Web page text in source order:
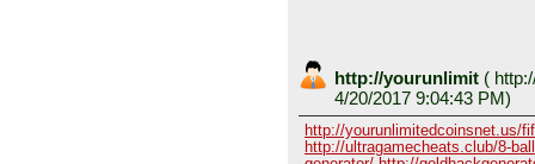
http://yourunlimit (
4/20/2017 9:04:43 PM)
http://yourunlimitedcoinsnet.us/
http://ultragamecheats.club/8-